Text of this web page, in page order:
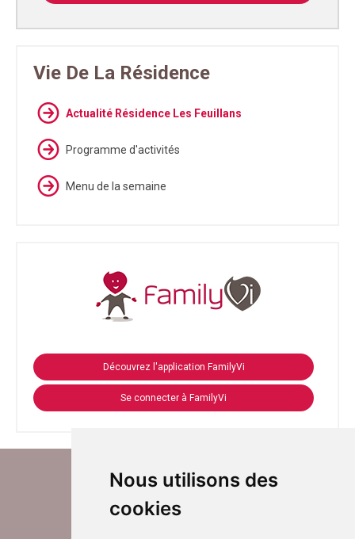
Nous utilisons des
cookies
Vie De La Résidence
Actualité Résidence Les Feuillans
Programme d'activités
Menu de la semaine
Découvrez l'application FamilyVi
Se connecter à FamilyVi